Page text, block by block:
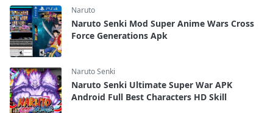
Naruto
Naruto Senki Mod Super Anime Wars Cross
Force Generations Apk
Naruto Senki
Naruto Senki Ultimate Super War APK
Android Full Best Characters HD Skill